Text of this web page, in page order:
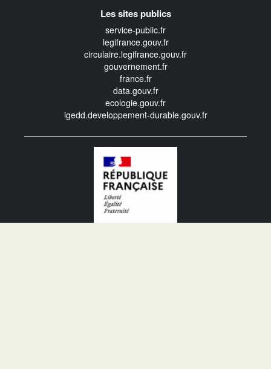
Les sites publics
service-public.fr
legifrance.gouv.fr
circulaire.legifrance.gouv.fr
gouvernement.fr
france.fr
data.gouv.fr
ecologie.gouv.fr
igedd.developpement-durable.gouv.fr